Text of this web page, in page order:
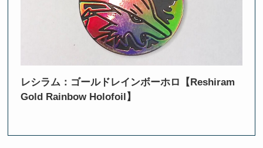
レシラム：ゴールドレインボーホロ【Reshiram
Gold Rainbow Holofoil】